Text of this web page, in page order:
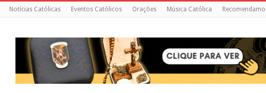
Notícias Católicas Eventos Católicos Orações Música Católica